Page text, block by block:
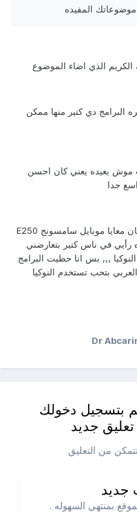
المفيده
الذي اضاء الموضوع
البرامج دي كتير منها ممكن
موش بعيده يعني كان احسن
جدا
علي فكره البرامج دي موش هستخدمها عشان معايا موبايل سامسونج E250
في ناس كتير بتعارضني
,,, بس انا حطيت البرامج
بتحب تستخدم النوكيا
بتسجيل دخولك
جديد
من التعليق
بمنتهي السهوله .